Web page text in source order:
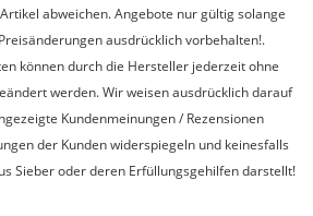
abweichen. Angebote nur gültig solange
ausdrücklich vorbehalten!.
können durch die Hersteller jederzeit ohne
werden. Wir weisen ausdrücklich darauf
Kundenmeinungen / Rezensionen
der Kunden widerspiegeln und keinesfalls
Sieber oder deren Erfüllungsgehilfen darstellt!